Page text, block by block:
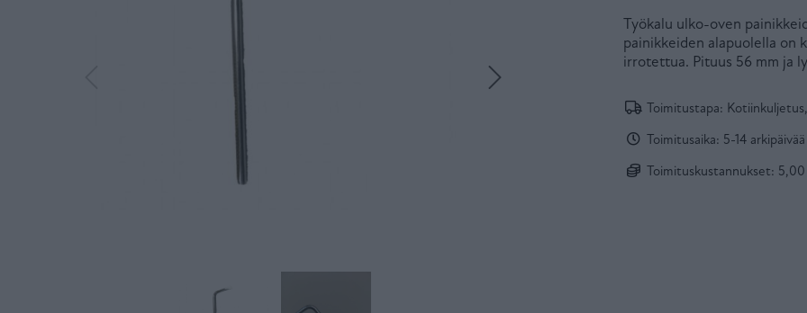
Työkalu ulko-oven
painikkeiden alapuolella on
irrotettua. Pituus 56 mm ja
Toimitustapa:
Toimitusaika: 5-14 arkipäivää
Toimituskustannukset: